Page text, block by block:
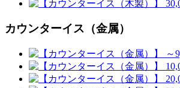
カウンターイス（金属）